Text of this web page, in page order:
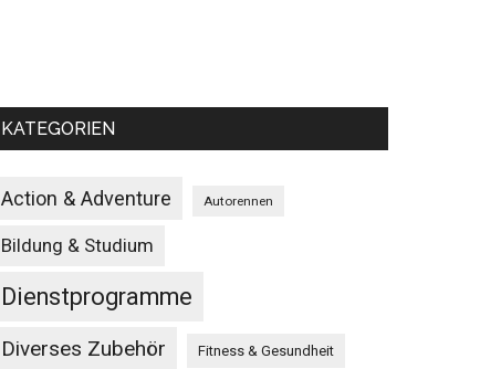
KATEGORIEN
Action & Adventure Autorennen
Bildung & Studium
Dienstprogramme
Diverses Zubehör Fitness & Gesundheit